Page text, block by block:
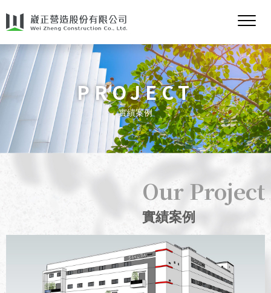
PROJECT
實績案例
Our Project
實績案例